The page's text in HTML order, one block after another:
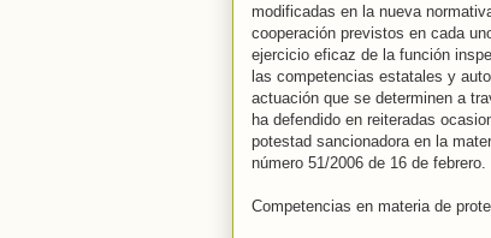
modificadas en la nueva
cooperación previstos en cada
ejercicio eficaz de la función
las competencias estatales y
actuación que se determinen a
ha defendido en reiteradas
potestad sancionadora en la
número 51/2006 de 16 de febrero.
Competencias en materia de